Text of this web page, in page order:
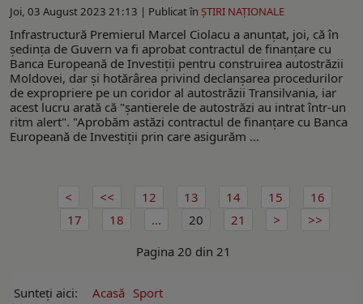
Joi, 03 August 2023 21:13 | Publicat în ŞTIRI NAŢIONALE
Infrastructură Premierul Marcel Ciolacu a anunţat, joi, că în
şedinţa de Guvern va fi aprobat contractul de finanţare cu
Banca Europeană de Investiţii pentru construirea autostrăzii
Moldovei, dar şi hotărârea privind declanşarea procedurilor
de expropriere pe un coridor al autostrăzii Transilvania, iar
acest lucru arată că "şantierele de autostrăzi au intrat într-un
ritm alert". "Aprobăm astăzi contractul de finanţare cu Banca
Europeană de Investiţii prin care asigurăm ...
12 13 14 15
16
17
18 ... 20
21
Pagina 20 din 21
Sunteți aici: Acasă Sport